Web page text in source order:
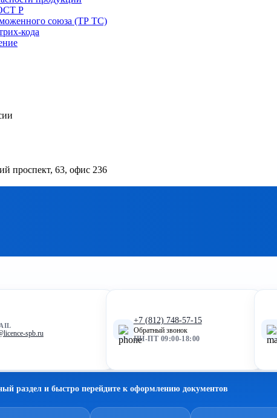
Р
союза (ТР ТС)
кода
проспект, 63, офис 236
spb.ru
+7 (812) 748-57-15
Обратный звонок
ПН-ПТ 09:00-18:00
раздел и быстро перейдите к оформлению документов